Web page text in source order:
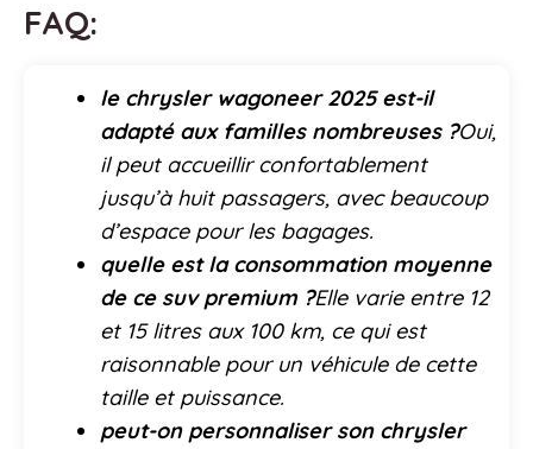
FAQ:
le chrysler wagoneer 2025 est-il
adapté aux familles nombreuses ?Oui,
il peut accueillir confortablement
jusqu’à huit passagers, avec beaucoup
d’espace pour les bagages.
quelle est la consommation moyenne
de ce suv premium ?Elle varie entre 12
et 15 litres aux 100 km, ce qui est
raisonnable pour un véhicule de cette
taille et puissance.
peut-on personnaliser son chrysler